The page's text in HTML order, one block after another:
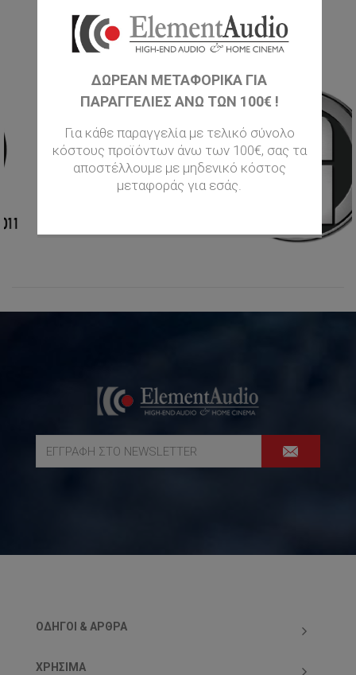
ΜΆΡΚΕΣ
ΟΔΗΓΟΊ & ΆΡΘΡΑ
ΧΡΗΣΙΜΑ
ΔΩΡΕΑΝ ΜΕΤΑΦΟΡΙΚΆ ΓΙΑ
ΠΑΡΑΓΓΕΛΊΕΣ ΆΝΩ ΤΩΝ 100€ !
Για κάθε παραγγελία με τελικό σύνολο
κόστους προϊόντων άνω των 100€, σας τα
αποστέλλουμε με μηδενικό κόστος
μεταφοράς για εσάς.